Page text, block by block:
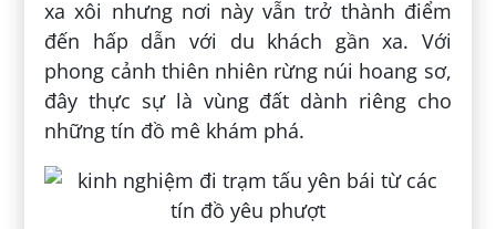
xa xôi nhưng nơi này vẫn trở thành điểm
đến hấp dẫn với du khách gần xa. Với
phong cảnh thiên nhiên rừng núi hoang sơ,
đây thực sự là vùng đất dành riêng cho
những tín đồ mê khám phá.